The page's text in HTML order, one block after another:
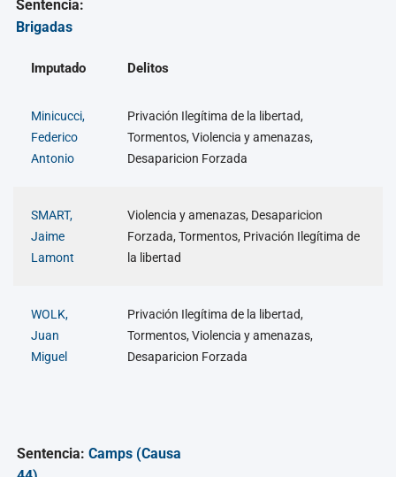
Sentencia:
Brigadas
Imputado Delitos
Minicucci,
Federico
Antonio
Privación Ilegítima de la libertad,
Tormentos, Violencia y amenazas,
Desaparicion Forzada
SMART,
Jaime
Lamont
Violencia y amenazas, Desaparicion
Forzada, Tormentos, Privación Ilegítima de
la libertad
WOLK,
Juan
Miguel
Privación Ilegítima de la libertad,
Tormentos, Violencia y amenazas,
Desaparicion Forzada
Sentencia:Camps (Causa